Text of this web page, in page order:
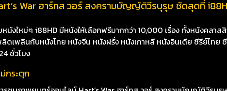
War ฮาร์ทส วอร์ สงครามบัญญัติวีรบุรุษ ชัดสุดที่ i88HD